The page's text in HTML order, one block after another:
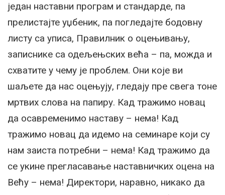
један наставни програм и стандарде, па
прелистајте уџбеник, па погледајте бодовну
листу са уписа, Правилник о оцењивању,
записнике са одељењских већа – па, можда и
схватите у чему је проблем. Они које ви
шаљете да нас оцењују, гледају пре свега тоне
мртвих слова на папиру. Кад тражимо новац
да осавременимо наставу – нема! Кад
тражимо новац да идемо на семинаре који су
нам заиста потребни – нема! Кад тражимо да
се укине прегласавање наставничких оцена на
Већу – нема! Директори, наравно, никако да